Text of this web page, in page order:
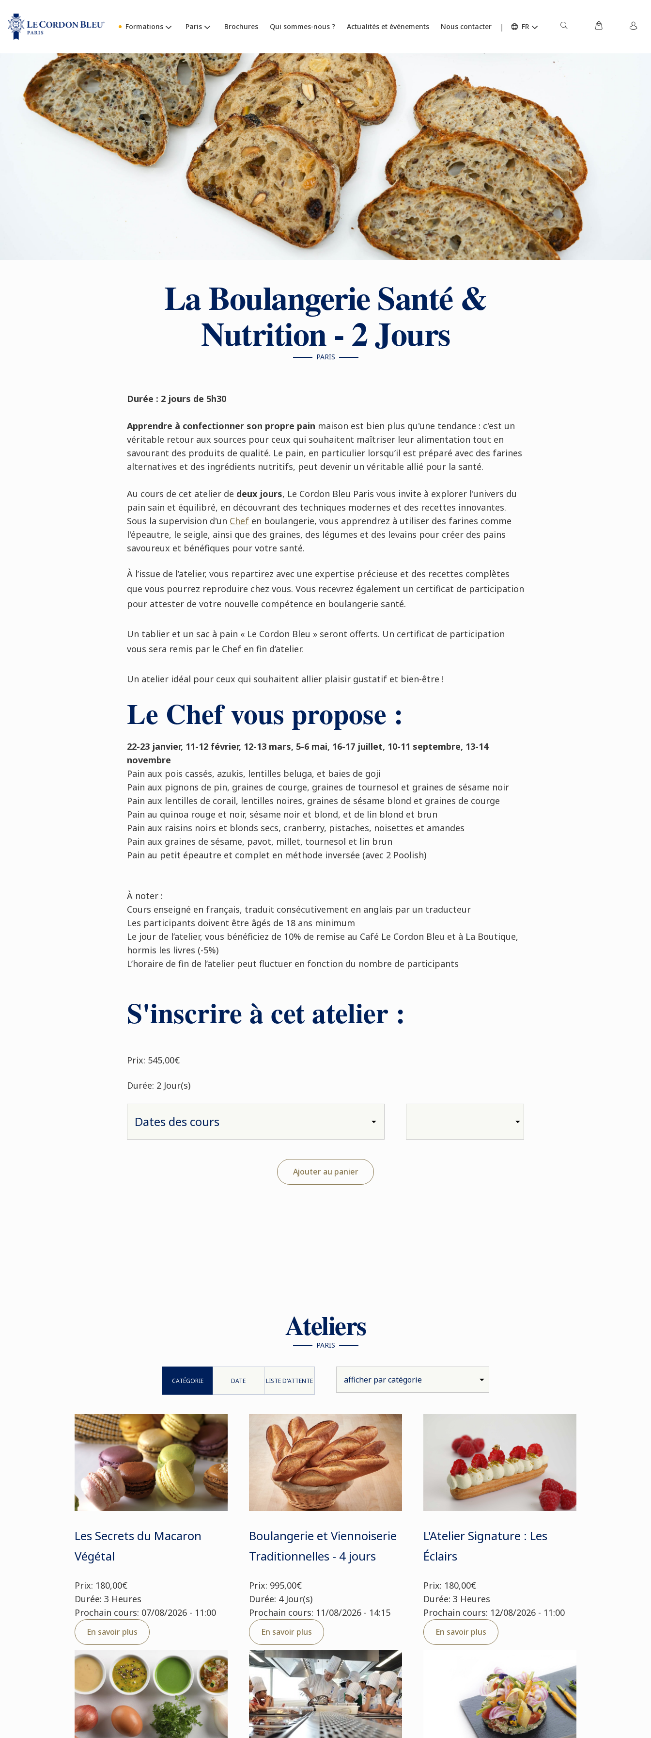
Formations Paris Brochures Qui sommes-nous ? Actualités et événements Nous contacter FR
La Boulangerie Santé &
Nutrition - 2 Jours
PARIS
Durée : 2 jours de 5h30
Apprendre à confectionner son propre pain maison est bien plus qu'une tendance : c'est un
véritable retour aux sources pour ceux qui souhaitent maîtriser leur alimentation tout en
savourant des produits de qualité. Le pain, en particulier lorsqu’il est préparé avec des farines
alternatives et des ingrédients nutritifs, peut devenir un véritable allié pour la santé.
Au cours de cet atelier de deux jours, Le Cordon Bleu Paris vous invite à explorer l'univers du
pain sain et équilibré, en découvrant des techniques modernes et des recettes innovantes.
Sous la supervision d'un Chefen boulangerie, vous apprendrez à utiliser des farines comme
l'épeautre, le seigle, ainsi que des graines, des légumes et des levains pour créer des pains
savoureux et bénéfiques pour votre santé.
À l’issue de l’atelier, vous repartirez avec une expertise précieuse et des recettes complètes
que vous pourrez reproduire chez vous. Vous recevrez également un certificat de participation
pour attester de votre nouvelle compétence en boulangerie santé.
Un tablier et un sac à pain « Le Cordon Bleu » seront offerts. Un certificat de participation
vous sera remis par le Chef en fin d’atelier.
Un atelier idéal pour ceux qui souhaitent allier plaisir gustatif et bien-être !
Le Chef vous propose :
22-23 janvier, 11-12 février, 12-13 mars, 5-6 mai, 16-17 juillet, 10-11 septembre, 13-14
novembre
Pain aux pois cassés, azukis, lentilles beluga, et baies de goji
Pain aux pignons de pin, graines de courge, graines de tournesol et graines de sésame noir
Pain aux lentilles de corail, lentilles noires, graines de sésame blond et graines de courge
Pain au quinoa rouge et noir, sésame noir et blond, et de lin blond et brun
Pain aux raisins noirs et blonds secs, cranberry, pistaches, noisettes et amandes
Pain aux graines de sésame, pavot, millet, tournesol et lin brun
Pain au petit épeautre et complet en méthode inversée (avec 2 Poolish)
Ànoter :
Cours enseigné en français, traduit consécutivement en anglais par un traducteur
Les participants doivent être âgés de 18 ans minimum
Le jour de l’atelier, vous bénéficiez de 10% de remise au Café Le Cordon Bleu et à La Boutique,
hormis les livres (-5%)
L’horaire de fin de l’atelier peut fluctuer en fonction du nombre de participants
S'inscrire à cet atelier :
Prix: 545,00€
Durée: 2 Jour(s)
Ajouter au panier
Ateliers
PARIS
CATÉGORIE DATE LISTE D'ATTENTE
Les Secrets du Macaron
Végétal
Prix: 180,00€
Durée: 3 Heures
Prochain cours: 07/08/2026 - 11:00
En savoir plus
Boulangerie et Viennoiserie
Traditionnelles - 4 jours
Prix: 995,00€
Durée: 4 Jour(s)
Prochain cours: 11/08/2026 - 14:15
En savoir plus
L'Atelier Signature : Les
Éclairs
Prix: 180,00€
Durée: 3 Heures
Prochain cours: 12/08/2026 - 11:00
En savoir plus